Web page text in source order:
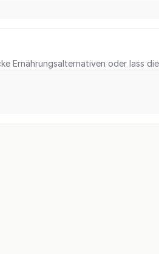
Ernährungsalternativen oder lass